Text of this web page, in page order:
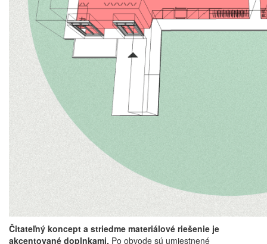
Čitateľný koncept a striedme materiálové riešenie je
akcentované doplnkami. Po obvode sú umiestnené